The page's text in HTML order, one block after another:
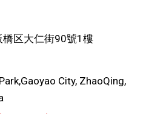
区大仁街90號1樓
City, ZhaoQing,